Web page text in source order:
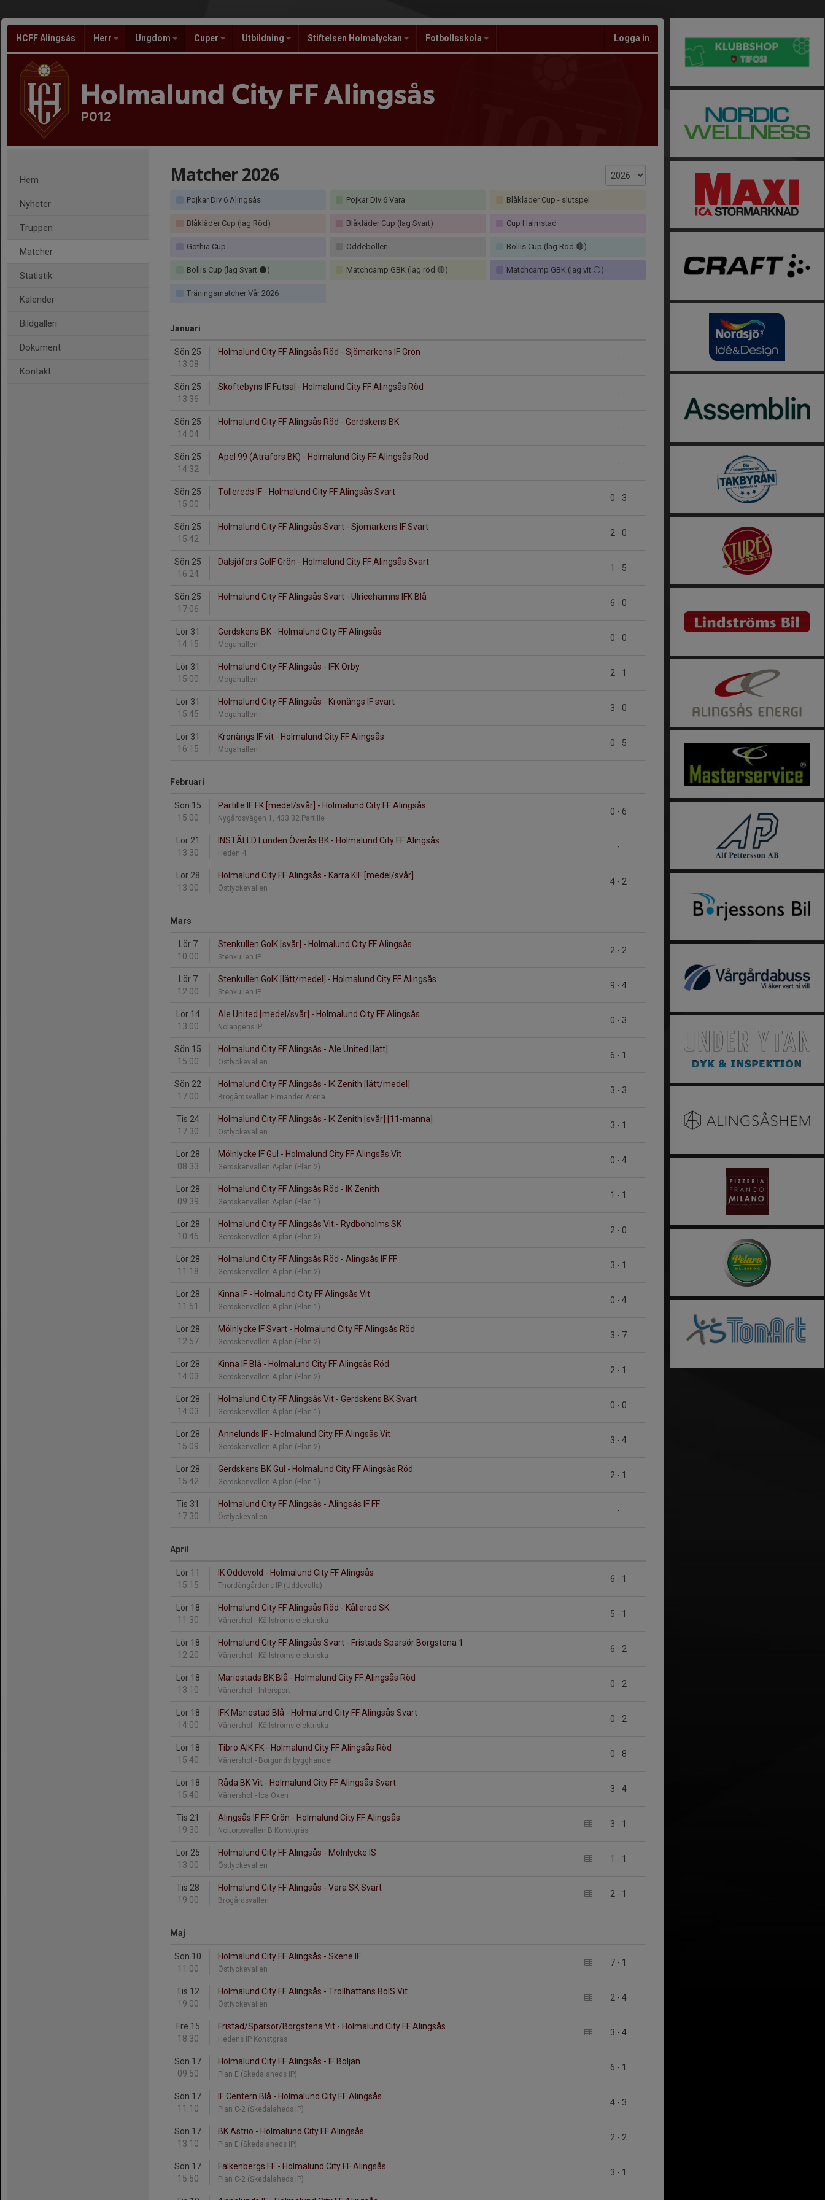
HCFF Alingsås Herr Ungdom Cuper Utbildning Stiftelsen Holmalyckan Fotbollsskola Logga in
Holmalund City FF Alingsås
P012
Hem
Nyheter
Truppen
Matcher
Statistik
Kalender
Bildgalleri
Dokument
Kontakt
Matcher 2026
Pojkar Div 6 Alingsås Pojkar Div 6 Vara Blåkläder Cup - slutspel
Blåkläder Cup (lag Röd) Blåkläder Cup (lag Svart) Cup Halmstad
Gothia Cup Oddebollen Bollis Cup (lag Röd 🔴)
Bollis Cup (lag Svart ⚫️) Matchcamp GBK (lag röd 🔴) Matchcamp GBK (lag vit ⚪️)
Träningsmatcher Vår 2026
Januari
Sön 25
13:08
-
Holmalund City FF Alingsås Röd - Sjömarkens IF Grön
-
Sön 25
13:36
-
Skoftebyns IF Futsal - Holmalund City FF Alingsås Röd
-
Sön 25
14:04
-
Holmalund City FF Alingsås Röd - Gerdskens BK
-
Sön 25
14:32
-
Apel 99 (Ätrafors BK) - Holmalund City FF Alingsås Röd
-
Sön 25
15:00
0 - 3
Tollereds IF - Holmalund City FF Alingsås Svart
-
Sön 25
15:42
2 - 0
Holmalund City FF Alingsås Svart - Sjömarkens IF Svart
-
Sön 25
16:24
1 - 5
Dalsjöfors GoIF Grön - Holmalund City FF Alingsås Svart
-
Sön 25
17:06
6 - 0
Holmalund City FF Alingsås Svart - Ulricehamns IFK Blå
-
Lör 31
14:15
0 - 0
Gerdskens BK - Holmalund City FF Alingsås
Mogahallen
Lör 31
15:00
2 - 1
Holmalund City FF Alingsås - IFK Örby
Mogahallen
Lör 31
15:45
3 - 0
Holmalund City FF Alingsås - Kronängs IF svart
Mogahallen
Lör 31
16:15
0 - 5
Kronängs IF vit - Holmalund City FF Alingsås
Mogahallen
Februari
Sön 15
15:00
0 - 6
Partille IF FK [medel/svår] - Holmalund City FF Alingsås
Nygårdsvägen 1, 433 32 Partille
Lör 21
13:30
-
INSTÄLLD Lunden Överås BK - Holmalund City FF Alingsås
Heden 4
Lör 28
13:00
4 - 2
Holmalund City FF Alingsås - Kärra KIF [medel/svår]
Östlyckevallen
Mars
Lör 7
10:00
2 - 2
Stenkullen GoIK [svår] - Holmalund City FF Alingsås
Stenkullen IP
Lör 7
12:00
9 - 4
Stenkullen GoIK [lätt/medel] - Holmalund City FF Alingsås
Stenkullen IP
Lör 14
13:00
0 - 3
Ale United [medel/svår] - Holmalund City FF Alingsås
Nolängens IP
Sön 15
15:00
6 - 1
Holmalund City FF Alingsås - Ale United [lätt]
Östlyckevallen
Sön 22
17:00
3 - 3
Holmalund City FF Alingsås - IK Zenith [lätt/medel]
Brogårdsvallen Elmander Arena
Tis 24
17:30
3 - 1
Holmalund City FF Alingsås - IK Zenith [svår] [11-manna]
Östlyckevallen
Lör 28
08:33
0 - 4
Mölnlycke IF Gul - Holmalund City FF Alingsås Vit
Gerdskenvallen A-plan (Plan 2)
Lör 28
09:39
1 - 1
Holmalund City FF Alingsås Röd - IK Zenith
Gerdskenvallen A-plan (Plan 1)
Lör 28
10:45
2 - 0
Holmalund City FF Alingsås Vit - Rydboholms SK
Gerdskenvallen A-plan (Plan 2)
Lör 28
11:18
3 - 1
Holmalund City FF Alingsås Röd - Alingsås IF FF
Gerdskenvallen A-plan (Plan 2)
Lör 28
11:51
0 - 4
Kinna IF - Holmalund City FF Alingsås Vit
Gerdskenvallen A-plan (Plan 1)
Lör 28
12:57
3 - 7
Mölnlycke IF Svart - Holmalund City FF Alingsås Röd
Gerdskenvallen A-plan (Plan 2)
Lör 28
14:03
2 - 1
Kinna IF Blå - Holmalund City FF Alingsås Röd
Gerdskenvallen A-plan (Plan 2)
Lör 28
14:03
0 - 0
Holmalund City FF Alingsås Vit - Gerdskens BK Svart
Gerdskenvallen A-plan (Plan 1)
Lör 28
15:09
3 - 4
Annelunds IF - Holmalund City FF Alingsås Vit
Gerdskenvallen A-plan (Plan 2)
Lör 28
15:42
2 - 1
Gerdskens BK Gul - Holmalund City FF Alingsås Röd
Gerdskenvallen A-plan (Plan 1)
Tis 31
17:30
-
Holmalund City FF Alingsås - Alingsås IF FF
Östlyckevallen
April
Lör 11
15:15
6 - 1
IK Oddevold - Holmalund City FF Alingsås
Thordèngårdens IP (Uddevalla)
Lör 18
11:30
5 - 1
Holmalund City FF Alingsås Röd - Kållered SK
Vänershof - Källströms elektriska
Lör 18
12:20
6 - 2
Holmalund City FF Alingsås Svart - Fristads Sparsör Borgstena 1
Vänershof - Källströms elektriska
Lör 18
13:10
0 - 2
Mariestads BK Blå - Holmalund City FF Alingsås Röd
Vänershof - Intersport
Lör 18
14:00
0 - 2
IFK Mariestad Blå - Holmalund City FF Alingsås Svart
Vänershof - Källströms elektriska
Lör 18
15:40
0 - 8
Tibro AIK FK - Holmalund City FF Alingsås Röd
Vänershof - Borgunds bygghandel
Lör 18
15:40
3 - 4
Råda BK Vit - Holmalund City FF Alingsås Svart
Vänershof - Ica Oxen
Tis 21
19:30
3 - 1
Alingsås IF FF Grön - Holmalund City FF Alingsås
Noltorpsvallen B Konstgräs
Lör 25
13:00
1 - 1
Holmalund City FF Alingsås - Mölnlycke IS
Östlyckevallen
Tis 28
19:00
2 - 1
Holmalund City FF Alingsås - Vara SK Svart
Brogårdsvallen
Maj
Sön 10
11:00
7 - 1
Holmalund City FF Alingsås - Skene IF
Östlyckevallen
Tis 12
19:00
2 - 4
Holmalund City FF Alingsås - Trollhättans BoIS Vit
Östlyckevallen
Fre 15
18:30
3 - 4
Fristad/Sparsör/Borgstena Vit - Holmalund City FF Alingsås
Hedens IP Konstgräs
Sön 17
09:50
6 - 1
Holmalund City FF Alingsås - IF Böljan
Plan E (Skedalaheds IP)
Sön 17
11:10
4 - 3
IF Centern Blå - Holmalund City FF Alingsås
Plan C-2 (Skedalaheds IP)
Sön 17
13:10
2 - 2
BK Astrio - Holmalund City FF Alingsås
Plan E (Skedalaheds IP)
Sön 17
15:50
3 - 1
Falkenbergs FF - Holmalund City FF Alingsås
Plan C-2 (Skedalaheds IP)